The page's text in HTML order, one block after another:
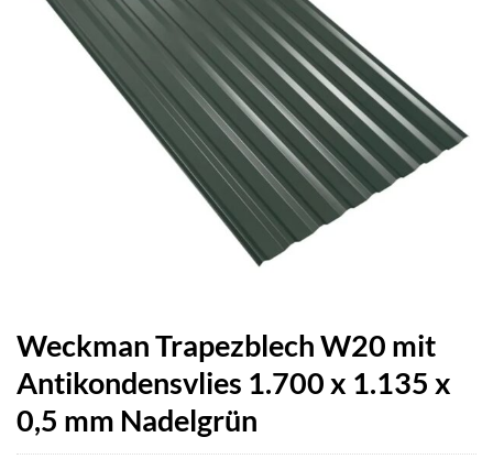
Weckman Trapezblech W20 mit
Antikondensvlies 1.700 x 1.135 x
0,5 mm Nadelgrün